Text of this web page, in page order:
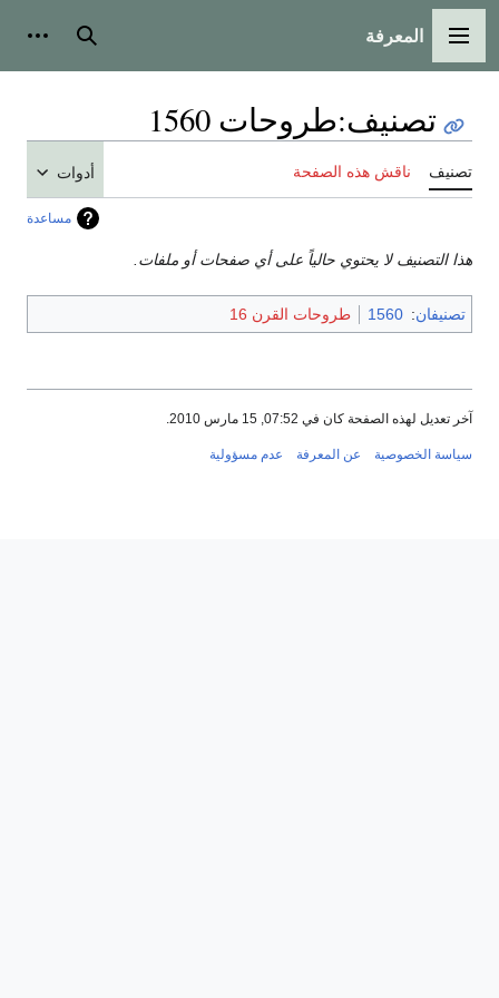
القائمة الرئيسية
المعرفة بحث
تصنيف:طروحات 1560
تصنيف ناقش هذه الصفحة أدوات
مساعدة
هذا التصنيف لا يحتوي حالياً على أي صفحات أو ملفات.
تصنيفان:
1560 طروحات القرن 16
آخر تعديل لهذه الصفحة كان في 07:52, 15 مارس 2010.
سياسة الخصوصية عن المعرفة عدم مسؤولية